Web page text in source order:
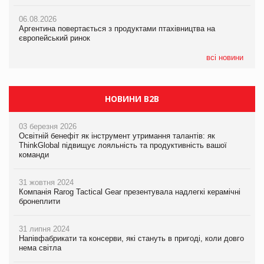
06.08.2026
Аргентина повертається з продуктами птахівництва на
європейський ринок
всі новини
06.08.2026
Аргентина повертається з продуктами птахівництва на
європейський ринок
06.08.2026
Аргентина повертається з продуктами птахівництва на
європейський ринок
НОВИНИ B2B
03 березня 2026
Освітній бенефіт як інструмент утримання талантів: як
ThinkGlobal підвищує лояльність та продуктивність вашої
команди
31 жовтня 2024
Компанія Rarog Tactical Gear презентувала надлегкі керамічні
бронеплити
31 липня 2024
Напівфабрикати та консерви, які стануть в пригоді, коли довго
нема світла